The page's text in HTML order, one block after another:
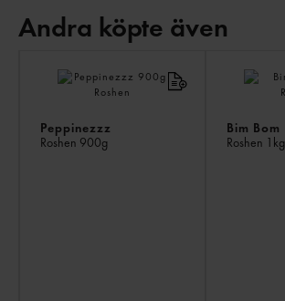
Andra köpte även
Peppinezzz
Roshen 900g
Bim Bom
Roshen 1kg